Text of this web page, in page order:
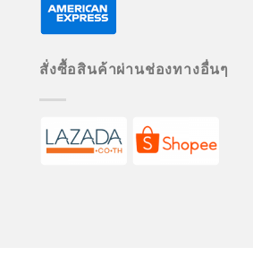
สั่งซื้อสินค้าผ่านช่องทางอื่นๆ